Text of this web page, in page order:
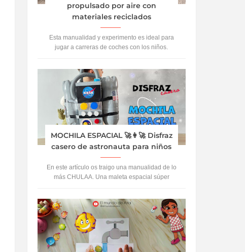
propulsado por aire con
materiales reciclados
Esta manualidad y experimento es ideal para
jugar a carreras de coches con los niños.
MOCHILA ESPACIAL 🚀👩‍🚀 Disfraz
casero de astronauta para niños
En este artículo os traigo una manualidad de lo
más CHULAA. Una maleta espacial súper